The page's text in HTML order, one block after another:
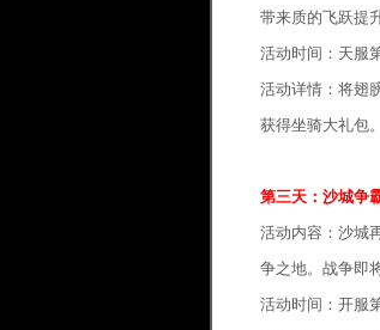
带来质的飞跃提升
活动时间：天服
活动详情：将翅
获得坐骑大礼包。
第三天：沙城争
活动内容：沙城
争之地。战争即
活动时间：开服